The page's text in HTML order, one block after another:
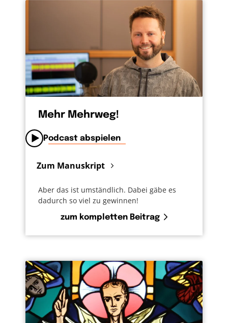
übersetzt und dann heißt es da: „Lebt mit
Neugier in der Welt. Vertraut Gott. Seid mutig
und stark. Was ihr tut und was ihr lasst:
Macht alles in Liebe.“ Ja, das klingt nach einem
Plan. Nach einem für den Kirchentag, auch
nach einem, der mir im Alltag nützlich sein
kann. Bleib neugierig! Vertrau auf Gott! Er will
dich stark und mutig machen und vergiss bei
all dem die Liebe nicht! Guter Plan.
Mehr Mehrweg!
Podcast abspielen
Zum Manuskript
Aber das ist umständlich. Dabei gäbe es
dadurch so viel zu gewinnen!
zum kompletten Beitrag